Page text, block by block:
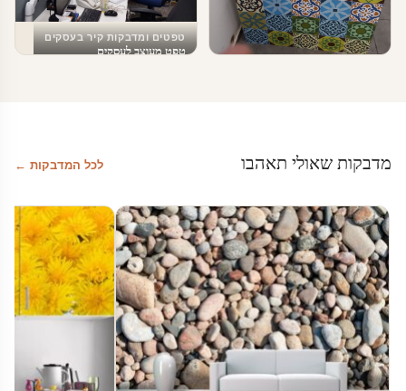
טפטים ומדבקות קיר בעסקים
טפט מעוצב לעסקים
מדבקות שאולי תאהבו לכל המדבקות ←